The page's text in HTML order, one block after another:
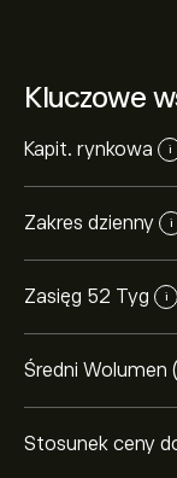
Kluczowe
Kapit. rynkowa i
Zakres dzienny i
Zasięg 52 Tyg i
Średni Wolumen
Stosunek ceny